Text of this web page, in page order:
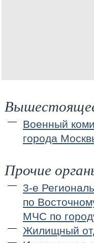
Военный
города
Прочие
3-е
по
МЧС по
Жилищный